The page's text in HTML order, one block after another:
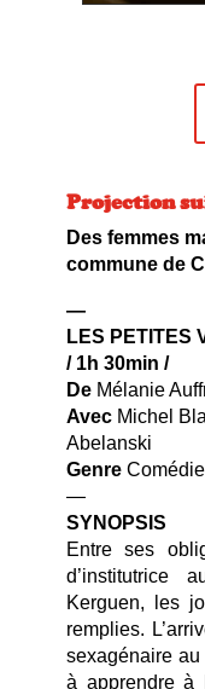
Projection
Des femmes
commune de
—
LES PETITES
/1h 30min /
DeMélanie
AvecMichel
Abelanski
GenreComédie
—
SYNOPSIS
Entre ses
Kerguen, les
remplies.
sexagénaire
à apprendre à